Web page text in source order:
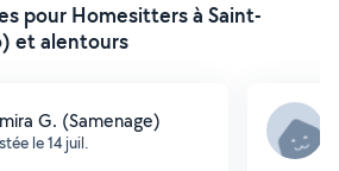
pour Homesitters à Saint-
et alentours
G. (Samenage)
le 14 juil.